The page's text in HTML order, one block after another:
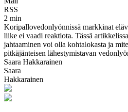
RSS
2 min
Koripallovedonlyönnissä markkinat
liike ei vaadi reaktiota. Tässä
jahtaaminen voi olla kohtalokasta ja
pitkäjänteisen lähestymistavan
Saara Hakkarainen
Saara
Hakkarainen